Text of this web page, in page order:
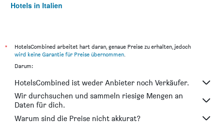
Hotels in Italien
*
HotelsCombined arbeitet hart daran, genaue Preise zu erhalten, jedoch
wird keine Garantie für Preise übernommen.
Darum:
HotelsCombined ist weder Anbieter noch Verkäufer.
Wir durchsuchen und sammeln riesige Mengen an
Daten für dich.
Warum sind die Preise nicht akkurat?